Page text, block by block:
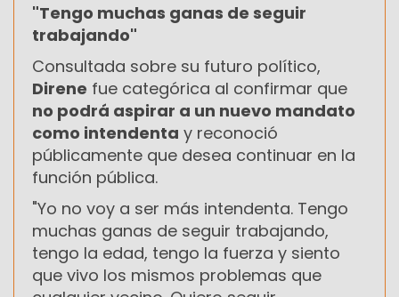
"Tengo muchas ganas de seguir
trabajando"
Consultada sobre su futuro político,
Direne fue categórica al confirmar que
no podrá aspirar a un nuevo mandato
como intendenta y reconoció
públicamente que desea continuar en la
función pública.
"Yo no voy a ser más intendenta. Tengo
muchas ganas de seguir trabajando,
tengo la edad, tengo la fuerza y siento
que vivo los mismos problemas que